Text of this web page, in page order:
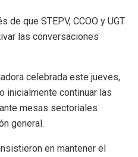
de que STEPV, CCOO y UGT
las conversaciones
celebrada este jueves,
inicialmente continuar las
mesas sectoriales
general.
en mantener el